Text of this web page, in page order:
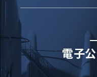
電子